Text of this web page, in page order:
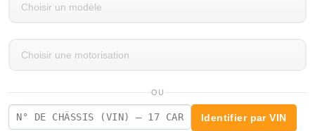
OU
Identifier par VIN